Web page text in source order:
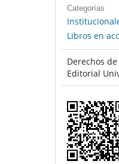
Categorías
Libros en
Derechos
Editorial